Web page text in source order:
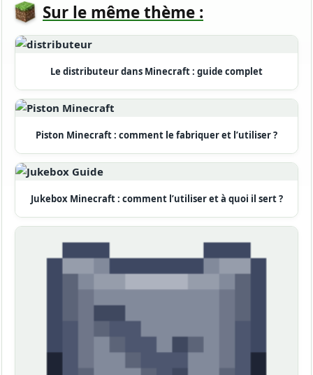
Sur le même thème :
Le distributeur dans Minecraft : guide complet
Piston Minecraft : comment le fabriquer et l’utiliser ?
Jukebox Minecraft : comment l’utiliser et à quoi il sert ?